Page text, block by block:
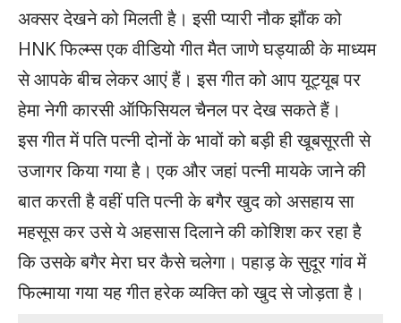
अक्सर देखने को मिलती है। इसी प्यारी नौक झौंक को
HNK फिल्म्स एक वीडियो गीत मैत जाणे घड्याळी के माध्यम
से आपके बीच लेकर आएं हैं। इस गीत को आप यूट्यूब पर
हेमा नेगी कारसी ऑफिसियल चैनल पर देख सकते हैं।
इस गीत में पति पत्नी दोनों के भावों को बड़ी ही खूबसूरती से
उजागर किया गया है। एक और जहां पत्नी मायके जाने की
बात करती है वहीं पति पत्नी के बगैर खुद को असहाय सा
महसूस कर उसे ये अहसास दिलाने की कोशिश कर रहा है
कि उसके बगैर मेरा घर कैसे चलेगा। पहाड़ के सुदूर गांव में
फिल्माया गया यह गीत हरेक व्यक्ति को खुद से जोड़ता है।